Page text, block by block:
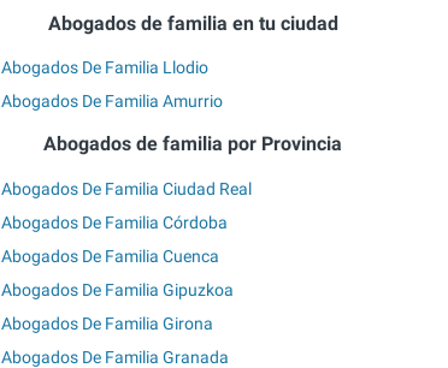
Abogados de familia en tu ciudad
Abogados De Familia Llodio
Abogados De Familia Amurrio
Abogados de familia por Provincia
Abogados De Familia Ciudad Real
Abogados De Familia Córdoba
Abogados De Familia Cuenca
Abogados De Familia Gipuzkoa
Abogados De Familia Girona
Abogados De Familia Granada